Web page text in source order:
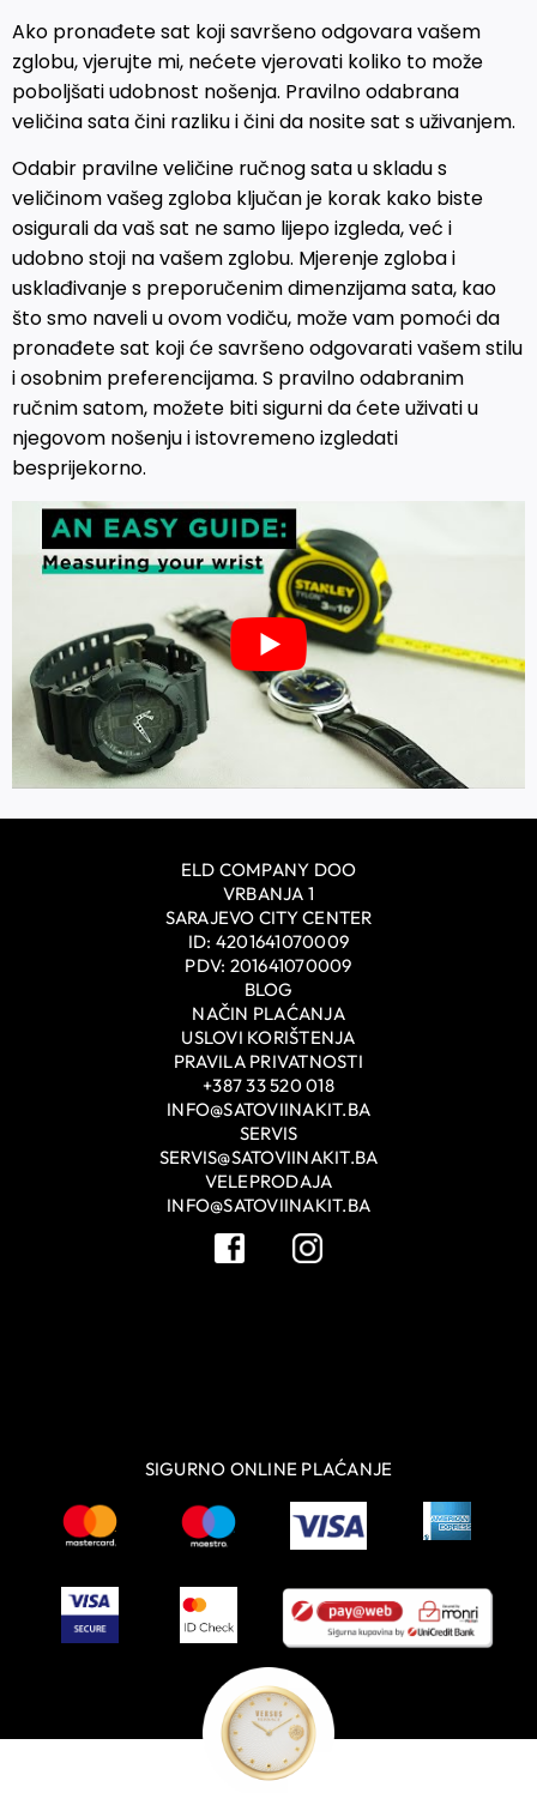
Ako pronađete sat koji savršeno odgovara vašem
zglobu, vjerujte mi, nećete vjerovati koliko to može
poboljšati udobnost nošenja. Pravilno odabrana
veličina sata čini razliku i čini da nosite sat s uživanjem.
Odabir pravilne veličine ručnog sata u skladu s
veličinom vašeg zgloba ključan je korak kako biste
osigurali da vaš sat ne samo lijepo izgleda, već i
udobno stoji na vašem zglobu. Mjerenje zgloba i
usklađivanje s preporučenim dimenzijama sata, kao
što smo naveli u ovom vodiču, može vam pomoći da
pronađete sat koji će savršeno odgovarati vašem stilu
i osobnim preferencijama. S pravilno odabranim
ručnim satom, možete biti sigurni da ćete uživati u
njegovom nošenju i istovremeno izgledati
besprijekorno.
ELD COMPANY DOO
VRBANJA 1
SARAJEVO CITY CENTER
ID: 4201641070009
PDV: 201641070009
BLOG
NAČIN PLAĆANJA
USLOVI KORIŠTENJA
PRAVILA PRIVATNOSTI
+387 33 520 018
INFO@SATOVIINAKIT.BA
SERVIS
SERVIS@SATOVIINAKIT.BA
VELEPRODAJA
INFO@SATOVIINAKIT.BA
SIGURNO ONLINE PLAĆANJE